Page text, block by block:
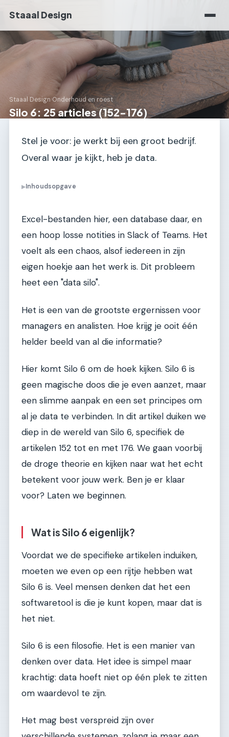
Staaal Design
Staaal Design›Onderhoud en roest
Silo 6: 25 articles (152-176)
Stel je voor: je werkt bij een groot bedrijf.
Overal waar je kijkt, heb je data.
▶Inhoudsopgave
Excel-bestanden hier, een database daar, en
een hoop losse notities in Slack of Teams. Het
voelt als een chaos, alsof iedereen in zijn
eigen hoekje aan het werk is. Dit probleem
heet een "data silo".
Het is een van de grootste ergernissen voor
managers en analisten. Hoe krijg je ooit één
helder beeld van al die informatie?
Hier komt Silo 6 om de hoek kijken. Silo 6 is
geen magische doos die je even aanzet, maar
een slimme aanpak en een set principes om
al je data te verbinden. In dit artikel duiken we
diep in de wereld van Silo 6, specifiek de
artikelen 152 tot en met 176. We gaan voorbij
de droge theorie en kijken naar wat het echt
betekent voor jouw werk. Ben je er klaar
voor? Laten we beginnen.
Wat is Silo 6 eigenlijk?
Voordat we de specifieke artikelen induiken,
moeten we even op een rijtje hebben wat
Silo 6 is. Veel mensen denken dat het een
softwaretool is die je kunt kopen, maar dat is
het niet.
Silo 6 is een filosofie. Het is een manier van
denken over data. Het idee is simpel maar
krachtig: data hoeft niet op één plek te zitten
om waardevol te zijn.
Het mag best verspreid zijn over